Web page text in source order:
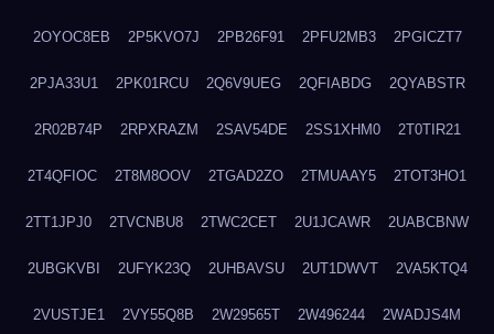
2OYOC8EB 2P5KVO7J 2PB26F91 2PFU2MB3 2PGICZT7
2PJA33U1 2PK01RCU 2Q6V9UEG 2QFIABDG 2QYABSTR
2R02B74P 2RPXRAZM 2SAV54DE 2SS1XHM0 2T0TIR21
2T4QFIOC 2T8M8OOV 2TGAD2ZO 2TMUAAY5 2TOT3HO1
2TT1JPJ0 2TVCNBU8 2TWC2CET 2U1JCAWR 2UABCBNW
2UBGKVBI 2UFYK23Q 2UHBAVSU 2UT1DWVT 2VA5KTQ4
2VUSTJE1 2VY55Q8B 2W29565T 2W496244 2WADJS4M